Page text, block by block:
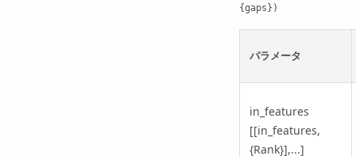
{gaps})
パラメータ
in_features
[[in_features,
{Rank}],...]